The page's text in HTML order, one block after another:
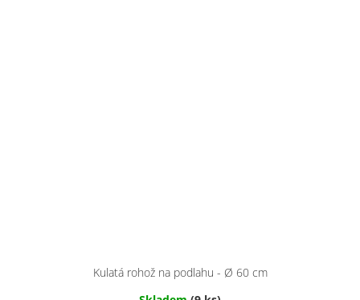
Kulatá rohož na podlahu - Ø 60 cm